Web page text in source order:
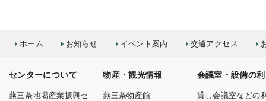
ホーム お知らせ イベント案内 交通アクセス
センターについて
燕三条地場産業振興セ
物産・観光情報
燕三条物産館
会議室・設備の
貸し会議室などの